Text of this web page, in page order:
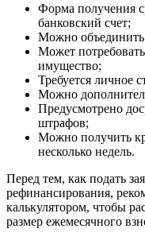
Форма получения
банковский счет;
Можно объединить
Может
имущество;
Требуется личное
Можно
Предусмотрено
штрафов;
Можно получить
несколько недель.
Перед тем, как подать
рефинансирования,
калькулятором, чтобы
размер ежемесячного